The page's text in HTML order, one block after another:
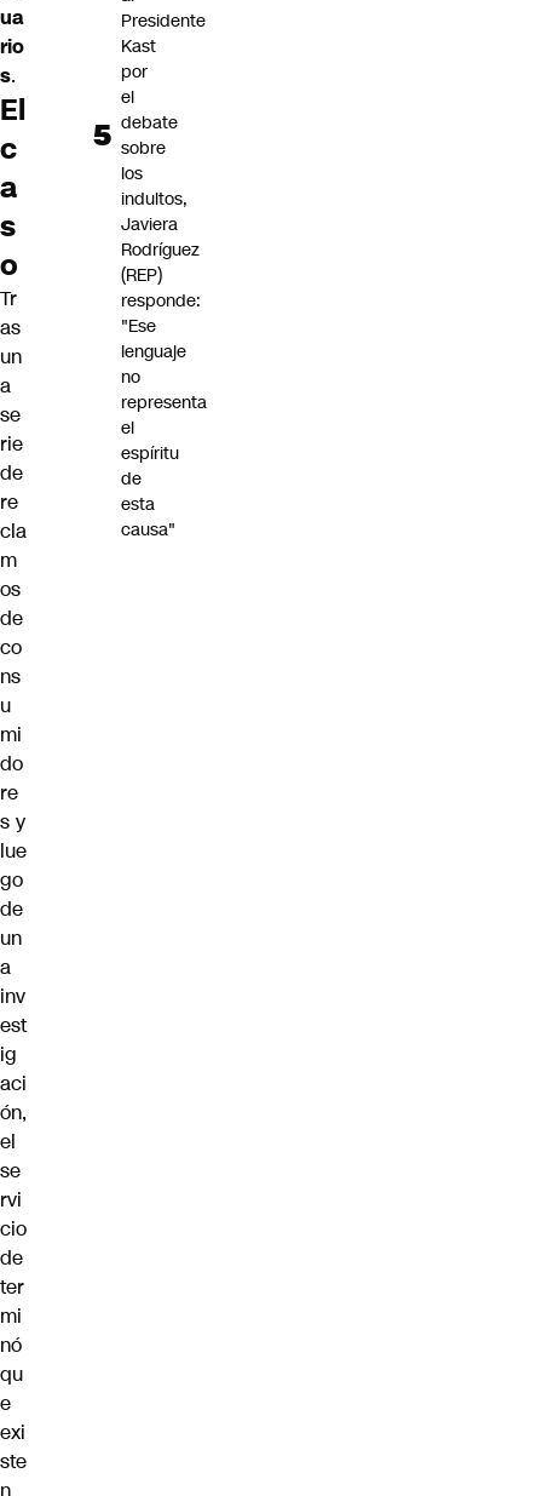
ua
rio
s.
El
c
a
s
o
Tr
as
un
a
se
rie
de
re
cla
m
os
de
co
ns
u
mi
do
re
s y
lue
go
de
un
a
inv
est
ig
aci
ón,
el
se
rvi
cio
de
ter
mi
nó
qu
e
exi
ste
n
Presidente
Kast
por
el
debate
sobre
los
indultos,
Javiera
Rodríguez
(REP)
responde:
"Ese
lenguaje
no
representa
el
espíritu
de
esta
causa"